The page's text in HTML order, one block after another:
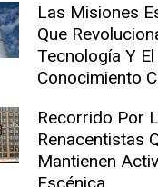
Las Misiones
Que
Tecnología Y El
Conocimiento
Recorrido Por
Renacentistas
Mantienen
Escénica